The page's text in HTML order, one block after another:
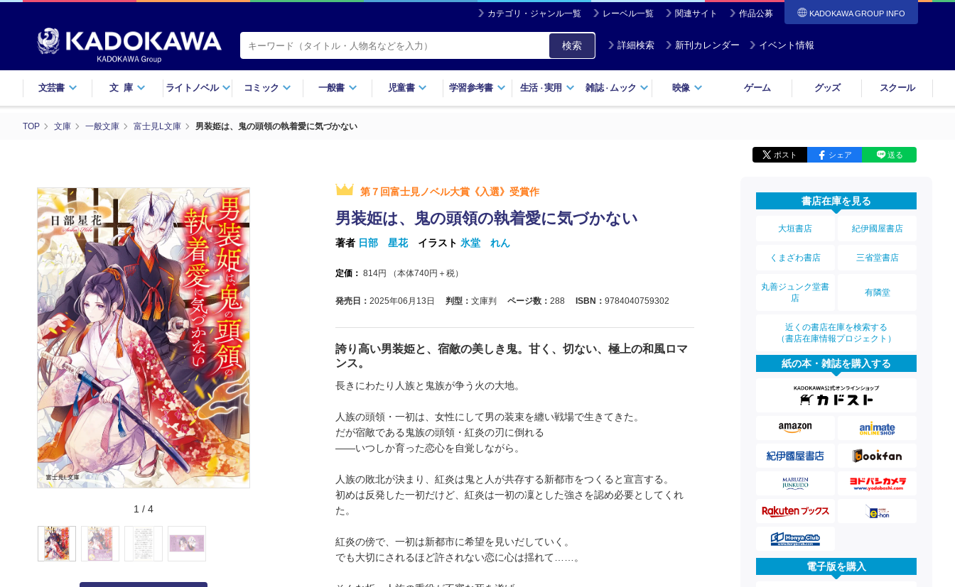
カテゴリ・ジャンル一覧 レーベル一覧 関連サイト 作品公募 KADOKAWA GROUP INFO
検索 詳細検索 新刊カレンダー イベント情報
文芸書 文庫 ライトノベル コミック 一般書 児童書 学習参考書 生活・実用 雑誌・ ムック 映像 ゲーム グッズ スクール
TOP 文庫 一般文庫 富士見L文庫 男装姫は、鬼の頭領の執着愛に気づかない
ポスト シェア 送る
1 / 4
第７回富士見ノベル大賞《入選》受賞作
男装姫は、鬼の頭領の執着愛に気づかない
著者 日部 星花 イラスト 氷堂 れん
定価： 814円 （本体740円＋税）
発売日： 2025年06月13日 判型： 文庫判 ページ数： 288 ISBN： 9784040759302
誇り高い男装姫と、宿敵の美しき鬼。甘く、切ない、極上の和風ロマ
ンス。
長きにわたり人族と鬼族が争う火の大地。
人族の頭領・一初は、女性にして男の装束を纏い戦場で生きてきた。
だが宿敵である鬼族の頭領・紅炎の刃に倒れる
――いつしか育った恋心を自覚しながら。
人族の敗北が決まり、紅炎は鬼と人が共存する新都市をつくると宣言する。
初めは反発した一初だけど、紅炎は一初の凜とした強さを認め必要としてくれ
た。
紅炎の傍で、一初は新都市に希望を見いだしていく。
でも大切にされるほど許されない恋に心は揺れて……。
書店在庫を見る
大垣書店 紀伊國屋書店
くまざわ書店 三省堂書店
丸善ジュンク堂書
店
有隣堂
近くの書店在庫を検索する
（書店在庫情報プロジェクト）
紙の本・雑誌を購入する
電子版を購入